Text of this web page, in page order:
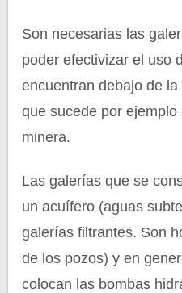
Son necesarias las
poder efectivizar el uso
encuentran debajo de
que sucede por ejemplo
minera.
Las galerías que se
un acuífero (aguas
galerías filtrantes. Son
de los pozos) y en
colocan las bombas